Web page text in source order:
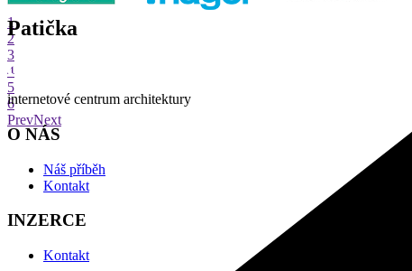
1
2
3
4
5
6
PrevNext
Patička
internetové centrum architektury
O NÁS
Náš příběh
Kontakt
INZERCE
Kontakt